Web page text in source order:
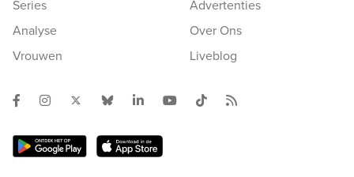
Series
Analyse
Vrouwen
Advertenties
Over Ons
Liveblog